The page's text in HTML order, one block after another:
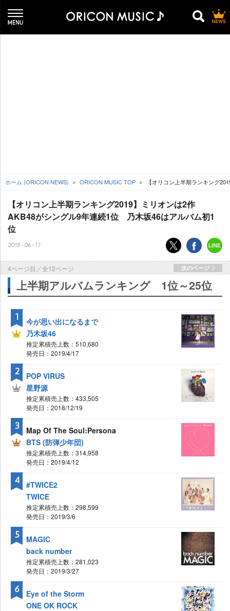
ホーム (ORICON NEWS) ORICON MUSIC TOP 【オリコン上半期ランキング
【オリコン上半期ランキング2019】ミリオンは2作
AKB48がシングル9年連続1位 乃木坂46はアルバム初1
位
2019-06-17
4ページ目／全12ページ 次のページ
上半期アルバムランキング 1位～25位
今が思い出になるまで
乃木坂46
推定累積売上数：510,680
発売日：2019/4/17
1
POP VIRUS
星野源
推定累積売上数：433,505
発売日：2018/12/19
2
Map Of The Soul:Persona
BTS (防弾少年団)
推定累積売上数：314,958
発売日：2019/4/12
3
#TWICE2
TWICE
推定累積売上数：298,599
発売日：2019/3/6
4
MAGIC
back number
推定累積売上数：281,023
発売日：2019/3/27
5
Eye of the Storm
ONE OK ROCK
6